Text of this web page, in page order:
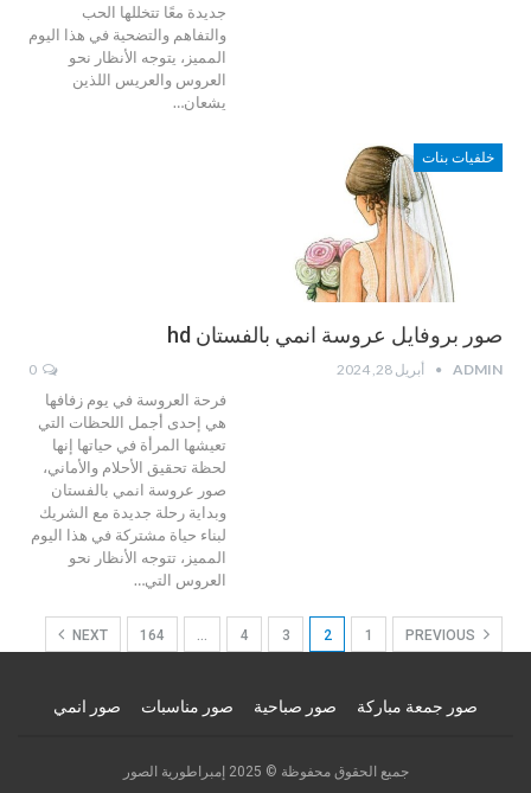
جديدة معًا تتخللها الحب
والتفاهم والتضحية في هذا اليوم
المميز، يتوجه الأنظار نحو
العروس والعريس اللذين
يشعان…
خلفيات بنات
صور بروفايل عروسة انمي بالفستان hd
ADMIN أبريل 28, 2024
فرحة العروسة في يوم زفافها
هي إحدى أجمل اللحظات التي
تعيشها المرأة في حياتها إنها
لحظة تحقيق الأحلام والأماني،
صور عروسة انمي بالفستان
وبداية رحلة جديدة مع الشريك
لبناء حياة مشتركة في هذا اليوم
المميز، تتوجه الأنظار نحو
العروس التي…
1
2
3
4
…
164
NEXT
صور جمعة مباركة صور صباحية صور مناسبات صور انمي
جميع الحقوق محفوظة © 2025 إمبراطورية الصور